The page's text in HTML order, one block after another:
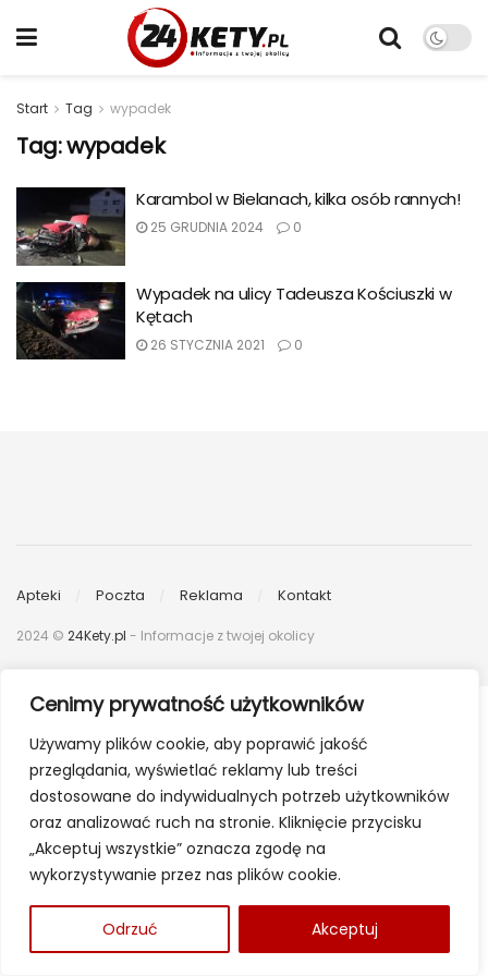
Cenimy prywatność użytkowników
Używamy plików cookie, aby poprawić jakość
przeglądania, wyświetlać reklamy lub treści
dostosowane do indywidualnych potrzeb użytkowników
oraz analizować ruch na stronie. Kliknięcie przycisku
„Akceptuj wszystkie” oznacza zgodę na
wykorzystywanie przez nas plików cookie.
Odrzuć Akceptuj
Start Tag wypadek
Tag:wypadek
Karambol w Bielanach, kilka osób rannych!
25 GRUDNIA 2024 0
Wypadek na ulicy Tadeusza Kościuszki w
Kętach
26 STYCZNIA 2021 0
Apteki Poczta Reklama Kontakt
2024 © 24Kety.pl - Informacje z twojej okolicy